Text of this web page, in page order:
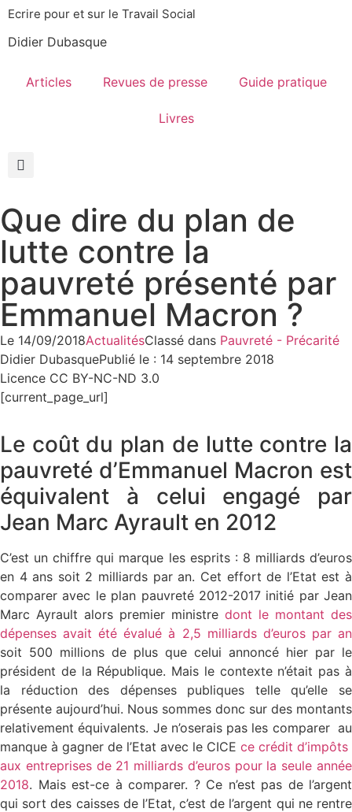
Ecrire pour et sur le Travail Social
Didier Dubasque
Articles Revues de presse Guide pratique
Livres
Que dire du plan de
lutte contre la
pauvreté présenté par
Emmanuel Macron ?
Le 14/09/2018ActualitésClassé dans Pauvreté - Précarité
Didier DubasquePublié le : 14 septembre 2018
Licence CC BY-NC-ND 3.0
[current_page_url]
Le coût du plan de lutte contre la
pauvreté d’Emmanuel Macron est
équivalent à celui engagé par
Jean Marc Ayrault en 2012
C’est un chiffre qui marque les esprits : 8 milliards d’euros
en 4 ans soit 2 milliards par an. Cet effort de l’Etat est à
comparer avec le plan pauvreté 2012-2017 initié par Jean
Marc Ayrault alors premier ministre dont le montant des
dépenses avait été évalué à 2,5 milliards d’euros par an
soit 500 millions de plus que celui annoncé hier par le
président de la République. Mais le contexte n’était pas à
la réduction des dépenses publiques telle qu’elle se
présente aujourd’hui. Nous sommes donc sur des montants
relativement équivalents. Je n’oserais pas les comparer au
manque à gagner de l’Etat avec le CICE ce crédit d’impôts
aux entreprises de 21 milliards d’euros pour la seule année
2018. Mais est-ce à comparer. ? Ce n’est pas de l’argent
qui sort des caisses de l’Etat, c’est de l’argent qui ne rentre